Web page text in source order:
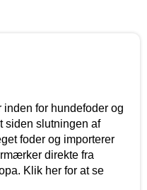
for hundefoder og
siden slutningen af
foder og importerer
direkte fra
Klik her for at se